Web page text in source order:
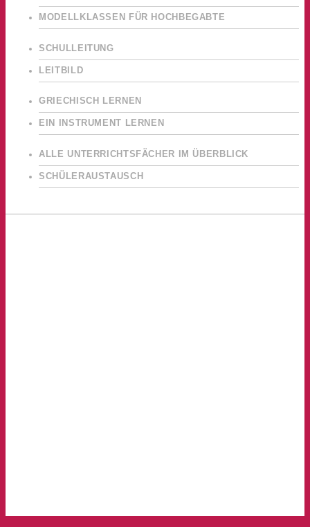
MODELLKLASSEN FÜR HOCHBEGABTE
SCHULLEITUNG
LEITBILD
GRIECHISCH LERNEN
EIN INSTRUMENT LERNEN
ALLE UNTERRICHTSFÄCHER IM ÜBERBLICK
SCHÜLERAUSTAUSCH